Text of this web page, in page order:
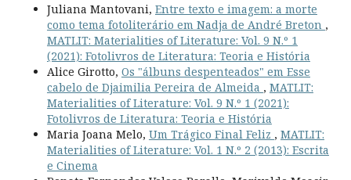
Juliana Mantovani, Entre texto e imagem: a morte
como tema fotoliterário em Nadja de André Breton ,
MATLIT: Materialities of Literature: Vol. 9 N.º 1
(2021): Fotolivros de Literatura: Teoria e História
Alice Girotto, Os "álbuns despenteados" em Esse
cabelo de Djaimilia Pereira de Almeida , MATLIT:
Materialities of Literature: Vol. 9 N.º 1 (2021):
Fotolivros de Literatura: Teoria e História
Maria Joana Melo, Um Trágico Final Feliz , MATLIT:
Materialities of Literature: Vol. 1 N.º 2 (2013): Escrita
e Cinema